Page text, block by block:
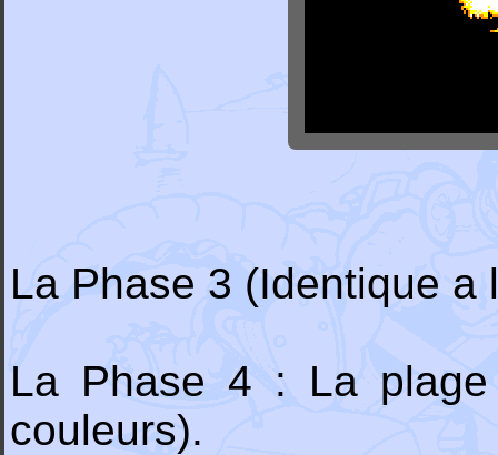
La Phase 3 (Identique
La Phase 4 : La
couleurs).